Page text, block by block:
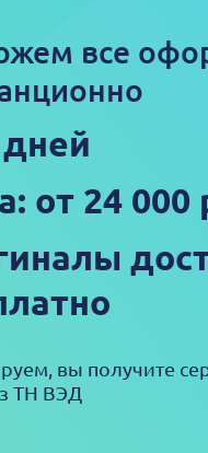
все
от 24 000
вы получите
ТН ВЭД